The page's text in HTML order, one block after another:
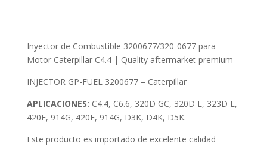
Inyector de Combustible 3200677/320-0677 para
Motor Caterpillar C4.4 | Quality aftermarket premium
INJECTOR GP-FUEL 3200677 – Caterpillar
APLICACIONES: C4.4, C6.6, 320D GC, 320D L, 323D L,
420E, 914G, 420E, 914G, D3K, D4K, D5K.
Este producto es importado de excelente calidad